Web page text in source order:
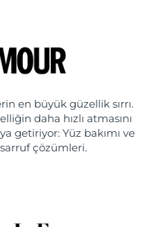
en büyük güzellik sırrı.
daha hızlı atmasını
getiriyor: Yüz bakımı ve
çözümleri.